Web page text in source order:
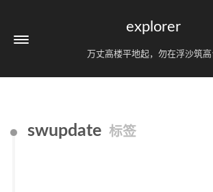
explorer
万丈高楼平地起，勿在浮沙筑高
swupdate 标签